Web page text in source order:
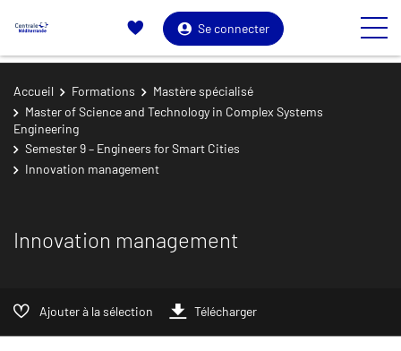
Se connecter
Accueil Formations
Mastère spécialisé
Master of Science and Technology in Complex Systems
Engineering
Semester 9 – Engineers for Smart Cities
Innovation management
Innovation management
Ajouter à la sélection Télécharger